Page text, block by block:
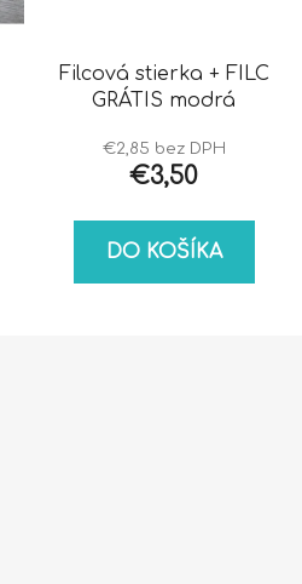
Filcová stierka + FILC
GRÁTIS modrá
€2,85 bez DPH
€3,50
DO KOŠÍKA